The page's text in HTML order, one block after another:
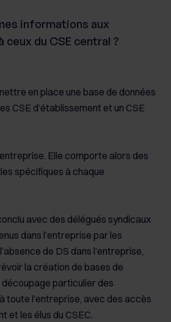
informations aux
ceux du CSE central ?
en place une base de données
CSE d’établissement et un CSE
Elle comporte alors des
spécifiques à chaque
avec des délégués syndicaux
dans l’entreprise par les
de DS dans l’entreprise,
la création de bases de
découpage particulier des
toute l’entreprise, avec des accès
et les élus du CSEC.